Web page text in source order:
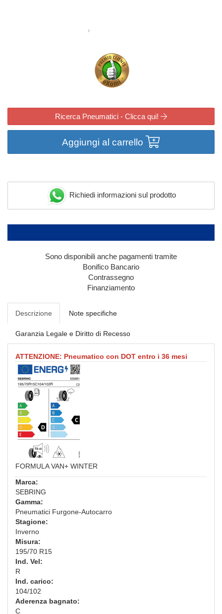
Ricerca Pneumatici - Clicca qui!
Aggiungi al carrello
Richiedi informazioni sul prodotto
Sono disponibili anche pagamenti tramite
Bonifico Bancario
Contrassegno
Finanziamento
Descrizione Note specifiche
Garanzia Legale e Diritto di Recesso
ATTENZIONE: Pneumatico con DOT entro i 36 mesi
FORMULA VAN+ WINTER
Marca:
SEBRING
Gamma:
Pneumatici Furgone-Autocarro
Stagione:
Inverno
Misura:
195/70 R15
Ind. Vel:
R
Ind. carico:
104/102
Aderenza bagnato:
C